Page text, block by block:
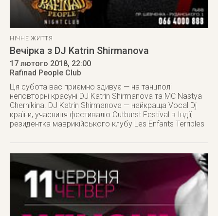
НІЧНЕ ЖИТТЯ
Вечірка з DJ Katrin Shirmanova
17 лютого 2018, 22:00
Rafinad People Club
Ця субота вас приємно здивує — на танцполі
неповторні красуні DJ Katrin Shirmanova та MC Nastya
Chernikina. DJ Katrin Shirmanova — найкраща Vocal Dj
країни, учасниця фестивалю Outburst Festival в Індії,
резидентка маврикійського клубу Les Enfants Terribles